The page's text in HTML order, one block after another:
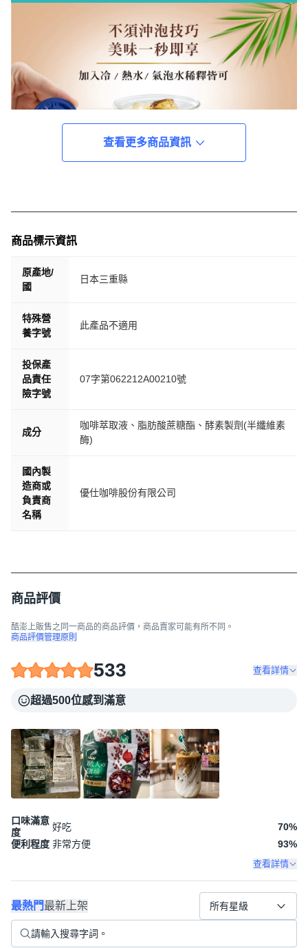
查看更多商品資訊
商品標示資訊
原產地/
國
日本三重縣
特殊營
養字號
此產品不適用
投保產
品責任
險字號
07字第062212A00210號 ​
成分
咖啡萃取液、脂肪酸蔗糖酯、酵素製劑(半纖維素
酶)
國內製
造商或
負責商
名稱
優仕咖啡股份有限公司
商品評價
酷澎上販售之同一商品的商品評價，商品賣家可能有所不同。
商品評價管理原則
533 查看詳情
超過500位感到滿意
口味滿意
度
好吃 70%
便利程度 非常方便 93%
查看詳情
最熱門最新上架 所有星級